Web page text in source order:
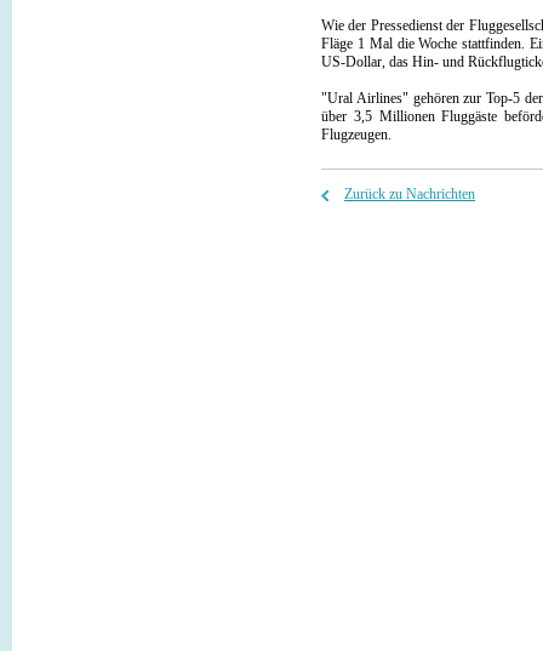
Wie der Pressedienst der
Fläge 1 Mal die Woche stattfinden.
US-Dollar, das Hin- und
"Ural Airlines" gehören zur Top-5
über 3,5 Millionen Fluggäste
Flugzeugen.
Zurück zu Nachrichten